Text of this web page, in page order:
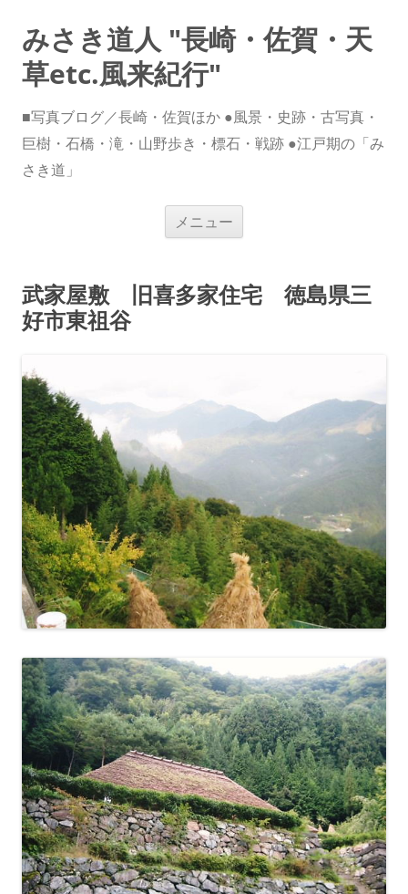
みさき道人 "長崎・佐賀・天
草etc.風来紀行"
■写真ブログ／長崎・佐賀ほか ●風景・史跡・古写真・
巨樹・石橋・滝・山野歩き・標石・戦跡 ●江戸期の「み
さき道」
メニュー
ス
キ
武家屋敷 旧喜多家住宅 徳島県三
好市東祖谷